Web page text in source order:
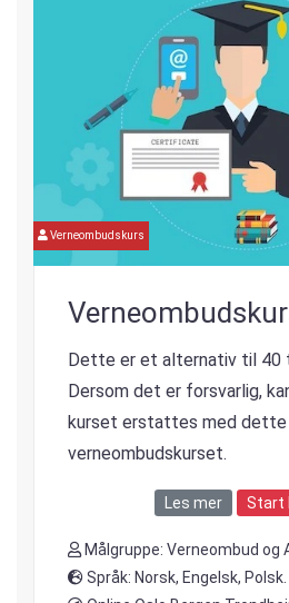
Verneombudskurs
Dette er et alternativ til 40
Dersom det er forsvarlig,
kurset erstattes med
verneombudskurset.
Les mer Start
Målgruppe: Verneombud og
Språk: Norsk, Engelsk, Polsk.